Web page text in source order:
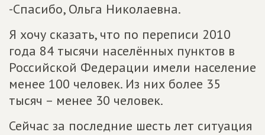
-Спасибо, Ольга Николаевна.
Я хочу сказать, что по переписи 2010
года 84 тысячи населённых пунктов в
Российской Федерации имели население
менее 100 человек. Из них более 35
тысяч – менее 30 человек.
Сейчас за последние шесть лет ситуация